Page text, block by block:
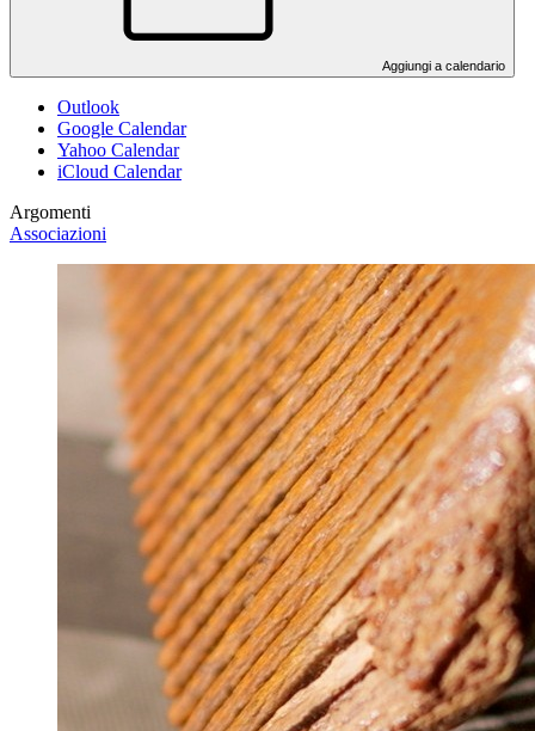
Aggiungi a calendario
Outlook
Google Calendar
Yahoo Calendar
iCloud Calendar
Argomenti
Associazioni